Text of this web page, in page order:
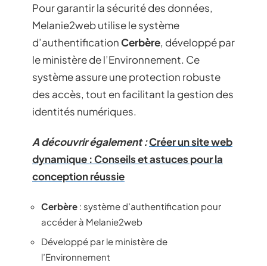
Pour garantir la sécurité des données,
Melanie2web utilise le système
d’authentificationCerbère, développé par
le ministère de l’Environnement. Ce
système assure une protection robuste
des accès, tout en facilitant la gestion des
identités numériques.
A découvrir également :Créer un site web
dynamique : Conseils et astuces pour la
conception réussie
Cerbère : système d’authentification pour
accéder à Melanie2web
Développé par le ministère de
l’Environnement